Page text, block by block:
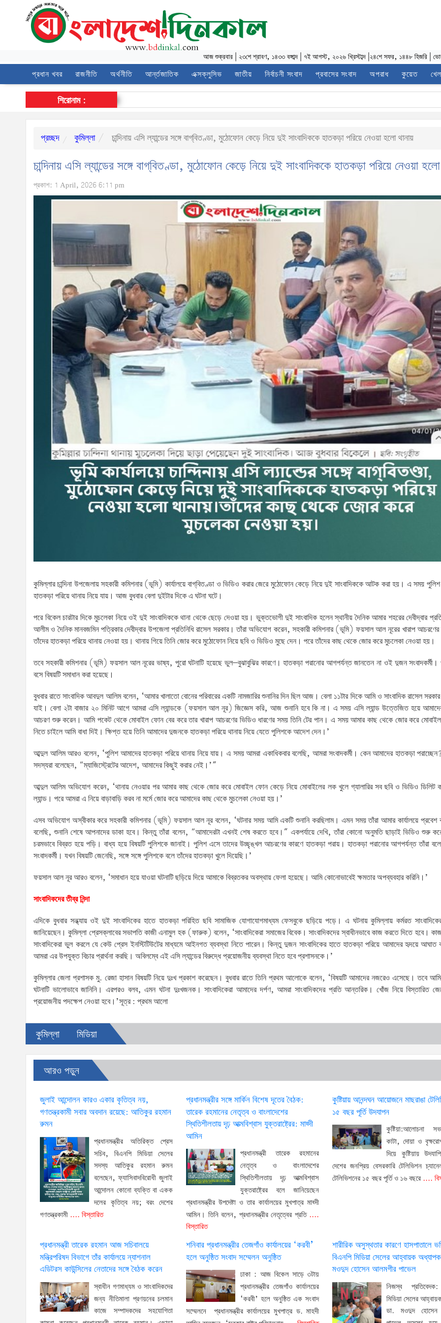
আজশুক্রবার ২৩শে শ্রাবণ, ১৪৩৩ বঙ্গাব্দ ৭ই আগস্ট, ২০২৬ খ্রিস্টাব্দ ২৪শে সফর, ১৪৪৮ হিজরি
প্রধান খবর রাজনীতি অর্থনীতি আর্ন্তজাতিক এক্সক্লুসিভ জাতীয় নির্বাচনী সংবাদ প্রবাসের সংবাদ অপরাধ কুয়েত
শিরোনাম :
প্রচ্ছদ কুমিল্লা চান্দিনায় এসি ল্যান্ডের সঙ্গে বাগ্‌বিতণ্ডা, মুঠোফোন কেড়ে নিয়ে দুই সাংবাদিককে হাতকড়া পরিয়ে নেওয়া হলো থানায়
চান্দিনায় এসি ল্যান্ডের সঙ্গে বাগ্‌বিতণ্ডা, মুঠোফোন কেড়ে নিয়ে দুই সাংবাদিককে হাতকড়া পরিয়ে নেওয়া
প্রকাশ: 1 April, 2026 6:11 pm
কুমিল্লার চান্দিনা উপজেলায় সহকারী কমিশনার (ভূমি) কার্যালয়ে বাগ্‌বিতণ্ডা ও ভিডিও করার জেরে মুঠোফোন কেড়ে নিয়ে দুই সাংবাদিককে আটক করা হয়। এ সময়
হাতকড়া পরিয়ে থানায় নিয়ে যায়। আজ বুধবার বেলা দুইটার দিকে এ ঘটনা ঘটে।
পরে বিকেল চারটার দিকে মুচলেকা নিয়ে ওই দুই সাংবাদিককে থানা থেকে ছেড়ে দেওয়া হয়। ভুক্তভোগী দুই সাংবাদিক হলেন স্থানীয় দৈনিক আমার শহরের দেবীদ্বার
আলীম ও দৈনিক মানবজমিন পত্রিকার দেবীদ্বার উপজেলা প্রতিনিধি রাসেল সরকার। তাঁরা অভিযোগ করেন, সহকারী কমিশনার (ভূমি) ফয়সাল আল নূরের খারাপ
তাঁদের হাতকড়া পরিয়ে থানায় নেওয়া হয়। থানায় গিয়ে তিনি জোর করে মুঠোফোন নিয়ে ছবি ও ভিডিও মুছে দেন। পরে তাঁদের কাছ থেকে জোর করে মুচলেকা নেওয়া হয়।
তবে সহকারী কমিশনার (ভূমি) ফয়সাল আল নূরের ভাষ্য, পুরো ঘটনাটি হয়েছে ভুল–বুঝাবুঝির কারণে। হাতকড়া পরানোর আগপর্যন্ত জানতেন না ওই দুজন
বসে বিষয়টি সমাধান করা হয়েছে।
বুধবার রাতে সাংবাদিক আবদুল আলিম বলেন, ‘আমার খালাতো বোনের পরিবারের একটি নামজারির শুনানির দিন ছিল আজ। বেলা ১১টার দিকে আমি ও সাংবাদিক রাসেল
যাই। বেলা ২টা বাজার ২০ মিনিট আগে আমরা এসি ল্যান্ডকে (ফয়সাল আল নূর) জিজ্ঞেস করি, আজ শুনানি হবে কি না। এ সময় এসি ল্যান্ড উত্তেজিত হয়ে আমাদের
আচরণ শুরু করেন। আমি পকেট থেকে মোবাইল ফোন বের করে তার খারাপ আচরণের ভিডিও ধারণের সময় তিনি টের পান। এ সময় আমার কাছ থেকে জোর করে
নিতে চাইলে আমি বাধা দিই। ক্ষিপ্ত হয়ে তিনি আমাদের দুজনকে হাতকড়া পরিয়ে থানায় নিয়ে যেতে পুলিশকে আদেশ দেন।’
আব্দুল আলিম আরও বলেন, ‘পুলিশ আমাদের হাতকড়া পরিয়ে থানায় নিয়ে যায়। এ সময় আমরা একাধিকবার বলেছি, আমরা সংবাদকর্মী। কেন আমাদের হাতকড়া
সদস্যরা বলেছেন, “ম্যাজিস্ট্রেটের আদেশ, আমাদের কিছুই করার নেই।’”
আব্দুল আলিম অভিযোগ করেন, ‘থানায় নেওয়ার পর আমার কাছ থেকে জোর করে মোবাইল ফোন কেড়ে নিয়ে মোবাইলের লক খুলে গ্যালারির সব ছবি ও ভিডিও ডিলিট
ল্যান্ড। পরে আমরা এ নিয়ে বাড়াবাড়ি করব না মর্মে জোর করে আমাদের কাছ থেকে মুচলেকা নেওয়া হয়।’
এসব অভিযোগ অস্বীকার করে সহকারী কমিশনার (ভূমি) ফয়সাল আল নূর বলেন, ‘ঘটনার সময় আমি একটি শুনানি করছিলাম। এমন সময় তাঁরা আমার কার্যালয়ে
বলেছি, শুনানি শেষে আপনাদের ডাকা হবে। কিন্তু তাঁরা বলেন, “আমাদেরটা এখনই শেষ করতে হবে।” একপর্যায়ে দেখি, তাঁরা কোনো অনুমতি ছাড়াই ভিডিও শুরু
চরমভাবে বিব্রত হয়ে পড়ি। বাধ্য হয়ে বিষয়টি পুলিশকে জানাই। পুলিশ এসে তাদের উচ্ছৃঙ্খল আচরণের কারণে হাতকড়া পরায়। হাতকড়া পরানোর আগপর্যন্ত তাঁরা
সংবাদকর্মী। যখন বিষয়টি জেনেছি, সঙ্গে সঙ্গে পুলিশকে বলে তাঁদের হাতকড়া খুলে দিয়েছি।’
ফয়সাল আল নূর আরও বলেন, ‘সমাধান হয়ে যাওয়া ঘটনাটি ছড়িয়ে দিয়ে আমাকে বিব্রতকর অবস্থায় ফেলা হয়েছে। আমি কোনোভাবেই ক্ষমতার অপব্যবহার করিনি।’
সাংবাদিকদের তীব্র নিন্দা
এদিকে বুধবার সন্ধ্যায় ওই দুই সাংবাদিকের হাতে হাতকড়া পরিহিত ছবি সামাজিক যোগাযোগমাধ্যম ফেসবুকে ছড়িয়ে পড়ে। এ ঘটনায় কুমিল্লায় কর্মরত সাংবাদিকেরা
জানিয়েছেন। কুমিল্লা প্রেসক্লাবের সভাপতি কাজী এনামুল হক (ফারুক) বলেন, ‘সাংবাদিকেরা সমাজের বিবেক। সাংবাদিকদের স্বাধীনভাবে কাজ করতে দিতে হবে।
সাংবাদিকেরা ভুল করলে যে কেউ প্রেস ইনস্টিটিউটের মাধ্যমে আইনগত ব্যবস্থা নিতে পারেন। কিন্তু দুজন সাংবাদিকের হাতে হাতকড়া পরিয়ে আমাদের হৃদয়ে আঘাত
আমরা এর উপযুক্ত বিচার প্রার্থনা করছি। অবিলম্বে এই এসি ল্যান্ডের বিরুদ্ধে প্রয়োজনীয় ব্যবস্থা নিতে হবে প্রশাসনকে।’
কুমিল্লার জেলা প্রশাসক মু. রেজা হাসান বিষয়টি নিয়ে দুঃখ প্রকাশ করেছেন। বুধবার রাতে তিনি প্রথম আলোকে বলেন, ‘বিষয়টি আমাদের নজরেও এসেছে। তবে
ঘটনাটি ভালোভাবে জানিনি। এরপরও বলব, এমন ঘটনা দুঃখজনক। সাংবাদিকেরা আমাদের দর্পণ, আমরা সাংবাদিকদের প্রতি আন্তরিক। খোঁজ নিয়ে বিস্তারিত
প্রয়োজনীয় পদক্ষেপ নেওয়া হবে।’সূত্র : প্রথম আলো
কুমিল্লা মিডিয়া
আরও পড়ুন
জুলাই আন্দোলন কারও একার কৃতিত্ব নয়,
গণতন্ত্রকামী সবার অবদান রয়েছে: আতিকুর রহমান
রুমন
প্রধানমন্ত্রীর অতিরিক্ত প্রেস
সচিব, বিএনপি মিডিয়া সেলের
সদস্য আতিকুর রহমান রুমন
বলেছেন, ফ্যাসিবাদবিরোধী জুলাই
আন্দোলন কোনো ব্যক্তি বা একক
দলের কৃতিত্ব নয়; বরং দেশের
গণতন্ত্রকামী .... বিস্তারিত
প্রধানমন্ত্রীর সঙ্গে মার্কিন বিশেষ দূতের বৈঠক:
তারেক রহমানের নেতৃত্ব ও বাংলাদেশের
স্থিতিশীলতায় দৃঢ় আত্মবিশ্বাস যুক্তরাষ্ট্রের: মাহ্দী
আমিন
প্রধানমন্ত্রী তারেক রহমানের
নেতৃত্ব ও বাংলাদেশের
স্থিতিশীলতায় দৃঢ় আত্মবিশ্বাস
যুক্তরাষ্ট্রের বলে জানিয়েছেন
প্রধানমন্ত্রীর উপদেষ্টা ও তার কার্যালয়ের মুখপাত্র মাহ্দী
আমিন। তিনি বলেন, প্রধানমন্ত্রীর নেতৃত্বের প্রতি....
বিস্তারিত
কুষ্টিয়ায় আনন্দঘন আয়োজনে মাছরাঙা
১৫ বছর পূর্তি উদযাপন
কুষ্টিয়া:আলোচনা
কাটা, দোয়া ও
দিয়ে কুষ্টিয়ায়
দেশের জনপ্রিয় বেসরকারি টেলিভিশন
টেলিভিশনের ১৫ বছর পূর্তি ও ১৬ বছরে....
প্রধানমন্ত্রী তারেক রহমান আজ সচিবালয়ে
মন্ত্রিপরিষদ বিভাগে তাঁর কার্যালয়ে ন্যাশনাল
এডিটরস কাউন্সিলের নেতাদের সঙ্গে বৈঠক করেন
স্বাধীন গণমাধ্যম ও সাংবাদিকদের
জন্য নীতিমালা প্রণয়নের চলমান
কাজে সম্পাদকদের সহযোগিতা
শনিবার প্রধানমন্ত্রীর তেজগাঁও কার্যালয়ের ‘করবী’
হলে অনুষ্ঠিত সংবাদ সম্মেলন অনুষ্ঠিত
ঢাকা : আজ বিকেল সাড়ে ৩টায়
প্রধানমন্ত্রীর তেজগাঁও কার্যালয়ের
‘করবী’ হলে অনুষ্ঠিত এক সংবাদ
সম্মেলনে প্রধানমন্ত্রীর কার্যালয়ের মুখপাত্র ড. মাহদী
শারীরিক অসুস্থতার কারণে হাসপাতালে
বিএনপি মিডিয়া সেলের আহ্বায়ক
মওদুদ হোসেন আলমগীর পাভেল
নিজস্ব
মিডিয়া সেলের
ডা. মওদুদ হোসেন